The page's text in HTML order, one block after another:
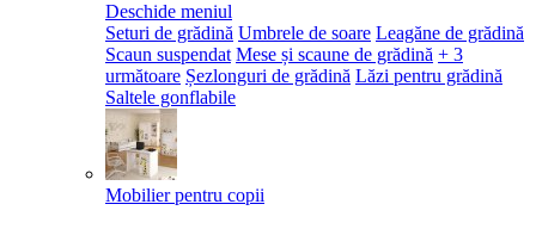
Deschide meniul
Seturi de grădină Umbrele de soare Leagăne de grădină
Scaun suspendat Mese și scaune de grădină + 3
următoare Șezlonguri de grădină Lăzi pentru grădină
Saltele gonflabile
Mobilier pentru copii